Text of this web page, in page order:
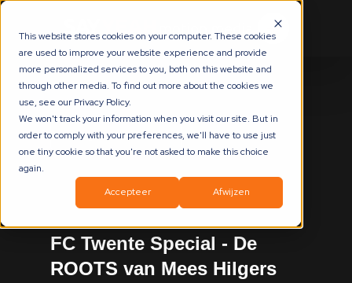
This website stores cookies on your computer. These cookies
are used to improve your website experience and provide
more personalized services to you, both on this website and
through other media. To find out more about the cookies we
use, see our Privacy Policy.
We won't track your information when you visit our site. But in
order to comply with your preferences, we'll have to use just
one tiny cookie so that you're not asked to make this choice
again.
Accepteer
Afwijzen
Terug naar overzicht
FC Twente Special - De
ROOTS van Mees Hilgers